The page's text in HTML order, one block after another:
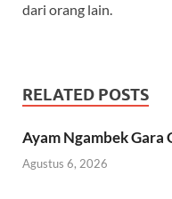
dari orang lain.
RELATED POSTS
Ayam Ngambek Gara
Agustus 6, 2026